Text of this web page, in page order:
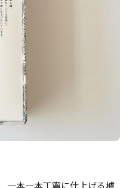
一本一本丁寧に仕上げる櫨